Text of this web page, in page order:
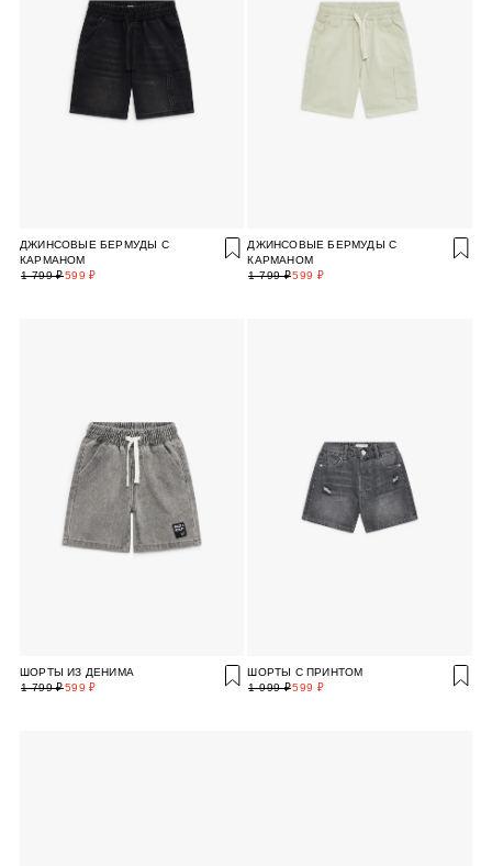
ДЖИНСОВЫЕ БЕРМУДЫ С
КАРМАНОМ
599 ₽
1 799 ₽
ДЖИНСОВЫЕ БЕРМУДЫ С
КАРМАНОМ
599 ₽
1 799 ₽
ШОРТЫ ИЗ ДЕНИМА
599 ₽
1 799 ₽
ШОРТЫ С ПРИНТОМ
599 ₽
1 999 ₽